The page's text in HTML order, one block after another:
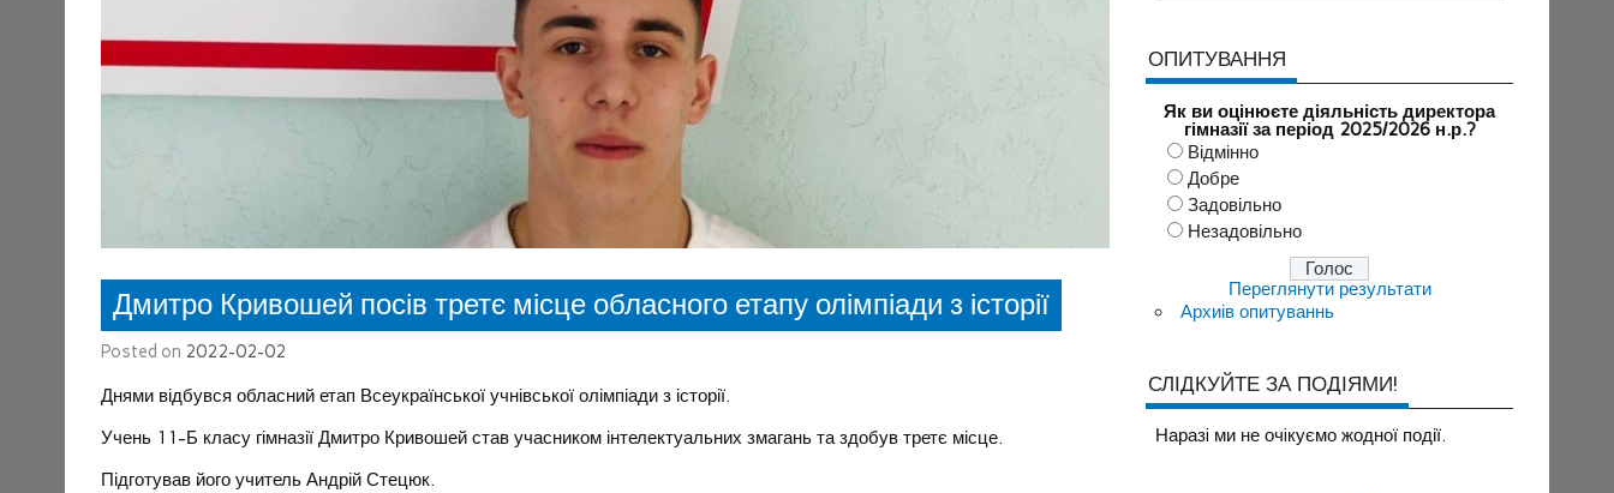
Дмитро Кривошей посів третє місце обласного етапу олімпіади з історії
Posted on 2022-02-02
Днями відбувся обласний етап Всеукраїнської учнівської олімпіади з історії.
Учень 11-Б класу гімназії Дмитро Кривошей став учасником інтелектуальних змагань та здобув третє місце.
Підготував його учитель Андрій Стецюк.
ОПИТУВАННЯ
Як ви оцінюєте діяльність директора
гімназії за період 2025/2026 н.р.?
Відмінно
Добре
Задовільно
Незадовільно
Переглянути результати
Архиів опитуваннь
СЛІДКУЙТЕ ЗА ПОДІЯМИ!
Наразi ми не очiкуємо жодної події.